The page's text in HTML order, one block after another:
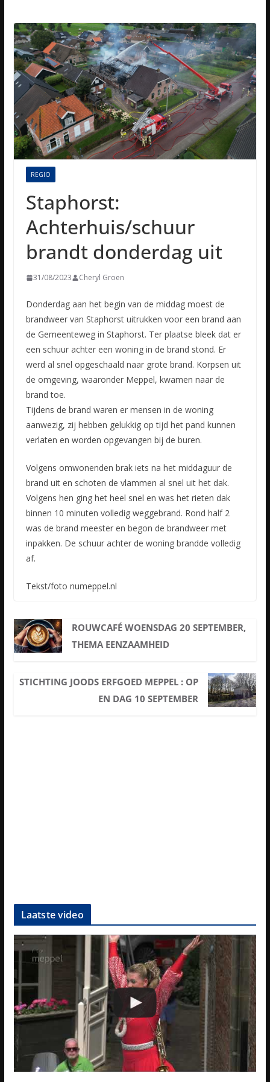
REGIO
Staphorst:
Achterhuis/schuur
brandt donderdag uit
31/08/2023 Cheryl Groen
Donderdag aan het begin van de middag moest de
brandweer van Staphorst uitrukken voor een brand aan
de Gemeenteweg in Staphorst. Ter plaatse bleek dat er
een schuur achter een woning in de brand stond. Er
werd al snel opgeschaald naar grote brand. Korpsen uit
de omgeving, waaronder Meppel, kwamen naar de
brand toe.
Tijdens de brand waren er mensen in de woning
aanwezig, zij hebben gelukkig op tijd het pand kunnen
verlaten en worden opgevangen bij de buren.
Volgens omwonenden brak iets na het middaguur de
brand uit en schoten de vlammen al snel uit het dak.
Volgens hen ging het heel snel en was het rieten dak
binnen 10 minuten volledig weggebrand. Rond half 2
was de brand meester en begon de brandweer met
inpakken. De schuur achter de woning brandde volledig
af.
Tekst/foto numeppel.nl
ROUWCAFÉ WOENSDAG 20 SEPTEMBER,
THEMA EENZAAMHEID
STICHTING JOODS ERFGOED MEPPEL : OP
EN DAG 10 SEPTEMBER
Laatste video